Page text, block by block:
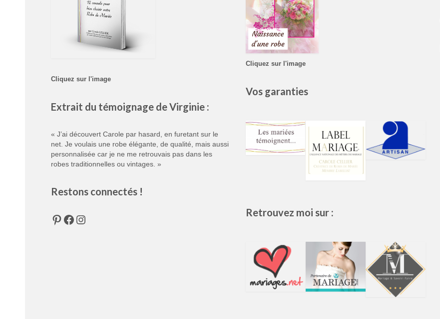
Cliquez sur l'image
Extrait du témoignage de Virginie :
« J’ai découvert Carole par hasard, en furetant sur le
net. Je voulais une robe élégante, de qualité, mais aussi
personnalisée car je ne me retrouvais pas dans les
robes traditionnelles ou vintages. »
Restons connectés !
Pinterest
Facebook
Instagram
Cliquez sur l'image
Vos garanties
Retrouvez moi sur :